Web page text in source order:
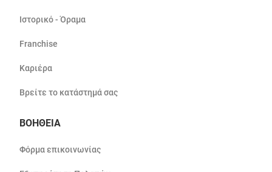
Ιστορικό - Όραμα
Franchise
Καριέρα
Βρείτε το κατάστημά σας
ΒΟΗΘΕΙΑ
Φόρμα επικοινωνίας